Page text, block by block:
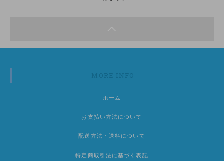
MORE INFO
ホーム
お支払い方法について
配送方法・送料について
特定商取引法に基づく表記